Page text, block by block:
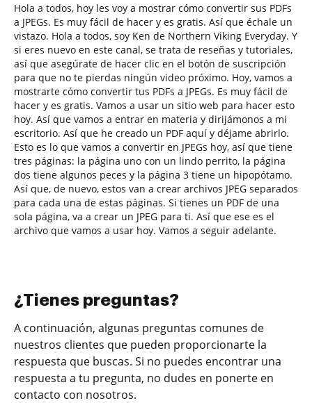
Hola a todos, hoy les voy a mostrar cómo convertir sus PDFs
a JPEGs. Es muy fácil de hacer y es gratis. Así que échale un
vistazo. Hola a todos, soy Ken de Northern Viking Everyday. Y
si eres nuevo en este canal, se trata de reseñas y tutoriales,
así que asegúrate de hacer clic en el botón de suscripción
para que no te pierdas ningún video próximo. Hoy, vamos a
mostrarte cómo convertir tus PDFs a JPEGs. Es muy fácil de
hacer y es gratis. Vamos a usar un sitio web para hacer esto
hoy. Así que vamos a entrar en materia y dirijámonos a mi
escritorio. Así que he creado un PDF aquí y déjame abrirlo.
Esto es lo que vamos a convertir en JPEGs hoy, así que tiene
tres páginas: la página uno con un lindo perrito, la página
dos tiene algunos peces y la página 3 tiene un hipopótamo.
Así que, de nuevo, estos van a crear archivos JPEG separados
para cada una de estas páginas. Si tienes un PDF de una
sola página, va a crear un JPEG para ti. Así que ese es el
archivo que vamos a usar hoy. Vamos a seguir adelante.
¿Tienes preguntas?
A continuación, algunas preguntas comunes de
nuestros clientes que pueden proporcionarte la
respuesta que buscas. Si no puedes encontrar una
respuesta a tu pregunta, no dudes en ponerte en
contacto con nosotros.